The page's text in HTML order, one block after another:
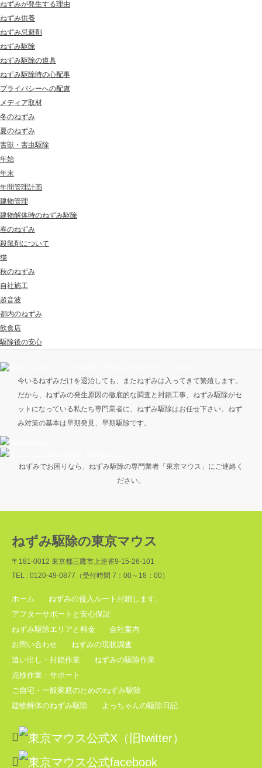
ねずみが発生する理由
ねずみ供養
ねずみ忌避剤
ねずみ駆除
ねずみ駆除の道具
ねずみ駆除時の心配事
プライバシーへの配慮
メディア取材
冬のねずみ
夏のねずみ
害獣・害虫駆除
年始
年末
年間管理計画
建物管理
建物解体時のねずみ駆除
春のねずみ
殺鼠剤について
猫
秋のねずみ
自社施工
超音波
都内のねずみ
飲食店
駆除後の安心
今いるねずみだけを退治しても、またねずみは入ってきて繁殖します。
だから、ねずみの発生原因の徹底的な調査と封鎖工事、ねずみ駆除がセ
ットになっている私たち専門業者に、ねずみ駆除はお任せ下さい。ねず
み対策の基本は早期発見、早期駆除です。
ねずみでお困りなら、ねずみ駆除の専門業者「東京マウス」にご連絡く
ださい。
ねずみ駆除の東京マウス
〒181-0012 東京都三鷹市上連雀9-15-26-101
TEL : 0120-49-0877（受付時間 7：00～18：00）
ホーム
ねずみの侵入ルート封鎖します。
アフターサポートと安心保証
ねずみ駆除エリアと料金
会社案内
お問い合わせ
ねずみの現状調査
追い出し・封鎖作業
ねずみの駆除作業
点検作業・サポート
ご自宅・一般家庭のためのねずみ駆除
建物解体のねずみ駆除
よっちゃんの駆除日記